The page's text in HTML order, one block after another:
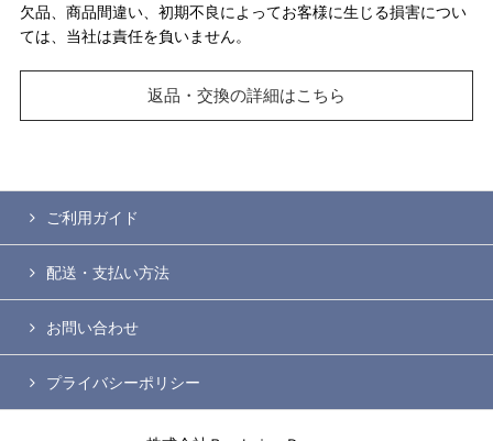
欠品、商品間違い、初期不良によってお客様に生じる損害につい
ては、当社は責任を負いません。
返品・交換の詳細はこちら
ご利用ガイド
配送・支払い方法
お問い合わせ
プライバシーポリシー